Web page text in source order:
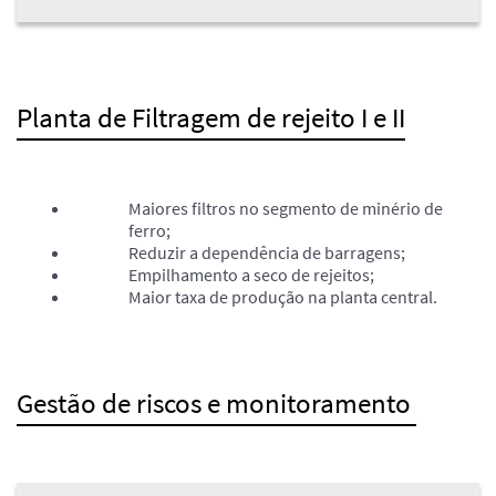
Planta de Filtragem de rejeito I e II
Maiores filtros no segmento de minério de
ferro;
Reduzir a dependência de barragens;
Empilhamento a seco de rejeitos;
Maior taxa de produção na planta central.
Gestão de riscos e monitoramento